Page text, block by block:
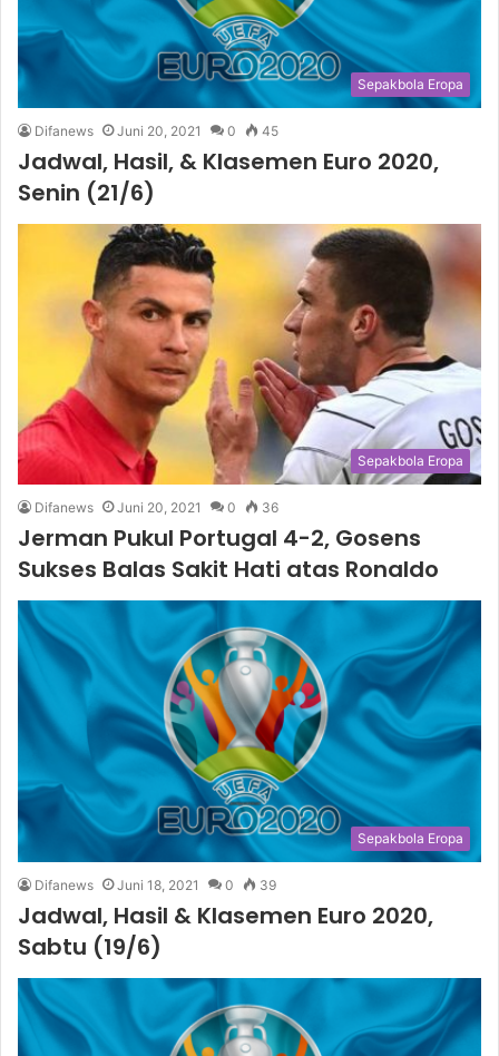
Sepakbola Eropa
Difanews Juni 20, 2021 0 45
Jadwal, Hasil, & Klasemen Euro 2020,
Senin (21/6)
Sepakbola Eropa
Difanews Juni 20, 2021 0 36
Jerman Pukul Portugal 4-2, Gosens
Sukses Balas Sakit Hati atas Ronaldo
Sepakbola Eropa
Difanews Juni 18, 2021 0 39
Jadwal, Hasil & Klasemen Euro 2020,
Sabtu (19/6)